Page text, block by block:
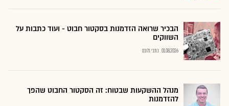
הבכיר שרואה הזדמנות בסקטור חבוט - ועוד כתבות על
השווקים
01.08.2026 כתבי גלובס
מנהל ההשקעות שבטוח: זה הסקטור החבוט שהפך
להזדמנות